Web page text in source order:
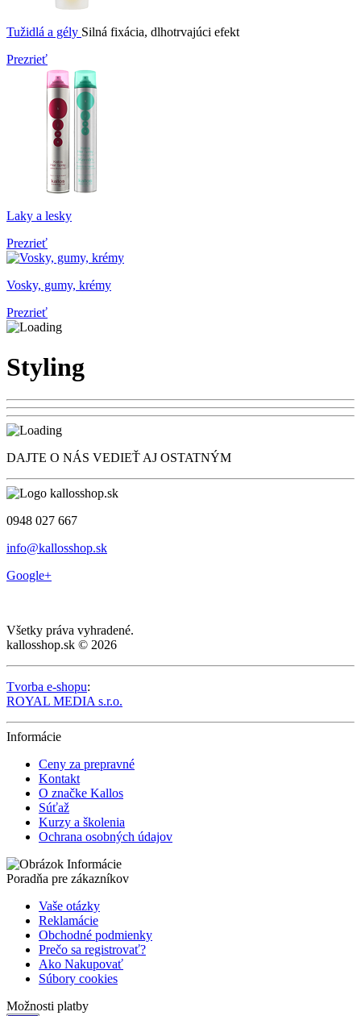
Tužidlá a gély Silná fixácia, dlhotrvajúci efekt
Prezrieť
Laky a lesky
Prezrieť
Vosky, gumy, krémy
Prezrieť
Styling
DAJTE O NÁS VEDIEŤ AJ OSTATNÝM
0948 027 667
info@kallosshop.sk
Google+
Všetky práva vyhradené.
kallosshop.sk © 2026
Tvorba e-shopu:
ROYAL MEDIA s.r.o.
Informácie
Ceny za prepravné
Kontakt
O značke Kallos
Súťaž
Kurzy a školenia
Ochrana osobných údajov
Poradňa pre zákazníkov
Vaše otázky
Reklamácie
Obchodné podmienky
Prečo sa registrovať?
Ako Nakupovať
Súbory cookies
Možnosti platby